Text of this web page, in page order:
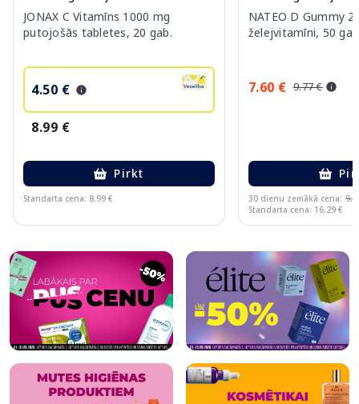
JONAX C Vitamīns 1000 mg
putojošās tabletes, 20 gab.
4.50 €
8.99 €
Pirkt
Standarta cena: 8.99 €
NATEO D Gummy
želejvitamīni, 50
7.60 € 9.77 €
30 dienu zemākā cena:
Standarta cena: 16.29 €